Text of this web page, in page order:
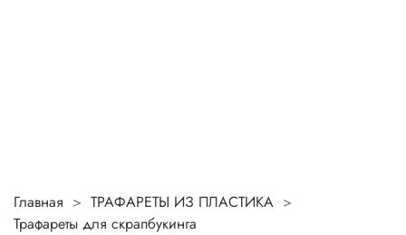
Главная
ТРАФАРЕТЫ ИЗ ПЛАСТИКА
Трафареты для скрапбукинга